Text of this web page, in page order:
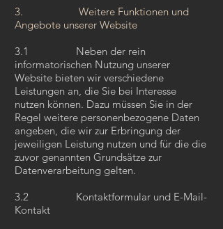
3. Weitere Funktionen und
Angebote unserer Website
3.1 Neben der rein
informatorischen Nutzung unserer
Website bieten wir verschiedene
Leistungen an, die Sie bei Interesse
nutzen können. Dazu müssen Sie in der
Regel weitere personenbezogene Daten
angeben, die wir zur Erbringung der
jeweiligen Leistung nutzen und für die die
zuvor genannten Grundsätze zur
Datenverarbeitung gelten.
3.2 Kontaktformular und E-Mail-
Kontakt